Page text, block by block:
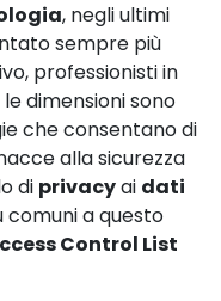
, negli ultimi
sempre più
professionisti in
dimensioni sono
che consentano di
alla sicurezza
di privacyai dati
comuni a questo
Control List